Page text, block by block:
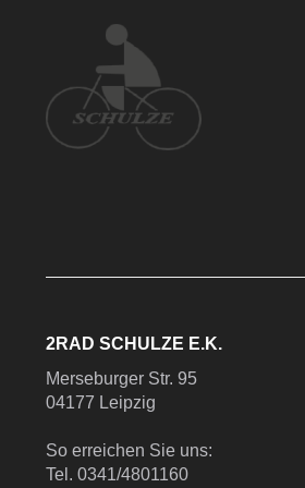
2RAD SCHULZE E.K.
Merseburger Str. 95
04177 Leipzig
So erreichen Sie uns:
Tel. 0341/4801160